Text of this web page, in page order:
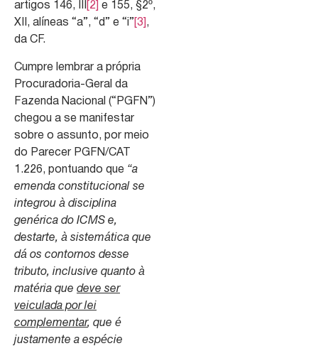
artigos 146, III
[2]
e 155, §2º,
XII, alíneas “a”, “d” e “i” [3] ,
da CF.
Cumpre lembrar a própria
Procuradoria-Geral da
Fazenda Nacional (“PGFN”)
chegou a se manifestar
sobre o assunto, por meio
do Parecer PGFN/CAT
1.226, pontuando que “a
emenda constitucional se
integrou à disciplina
genérica do ICMS e,
destarte, à sistemática que
dá os contornos desse
tributo, inclusive quanto à
matéria que deve ser
veiculada por lei
complementar, que é
justamente a espécie